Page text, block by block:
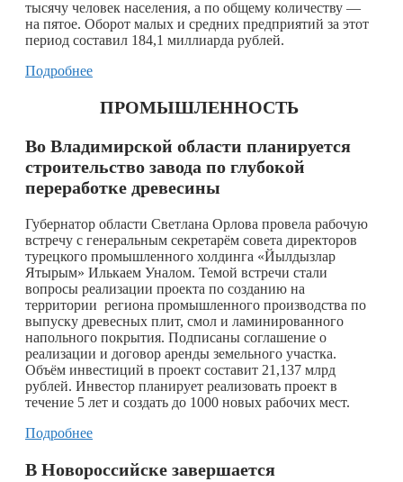
тысячу человек населения, а по общему количеству —
на пятое. Оборот малых и средних предприятий за этот
период составил 184,1 миллиарда рублей.
Подробнее
ПРОМЫШЛЕННОСТЬ
Во Владимирской области планируется
строительство завода по глубокой
переработке древесины
Губернатор области Светлана Орлова провела рабочую
встречу с генеральным секретарём совета директоров
турецкого промышленного холдинга «Йылдызлар
Ятырым» Илькаем Уналом. Темой встречи стали
вопросы реализации проекта по созданию на
территории региона промышленного производства по
выпуску древесных плит, смол и ламинированного
напольного покрытия. Подписаны соглашение о
реализации и договор аренды земельного участка.
Объём инвестиций в проект составит 21,137 млрд
рублей. Инвестор планирует реализовать проект в
течение 5 лет и создать до 1000 новых рабочих мест.
Подробнее
В Новороссийске завершается